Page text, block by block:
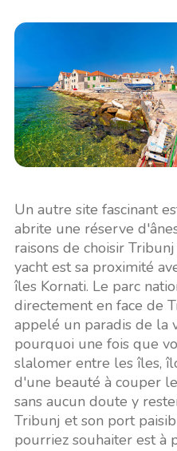
Un autre site fascinant
abrite une réserve
raisons de choisir
yacht est sa proximité
îles Kornati. Le parc
directement en face de
appelé un paradis de la
pourquoi une fois que
slalomer entre les îles,
d'une beauté à couper
sans aucun doute y
Tribunj et son port
pourriez souhaiter est à